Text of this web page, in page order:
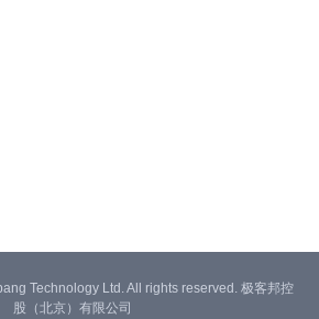
Technology Ltd. All rights reserved. 极客邦控
股（北京）有限公司